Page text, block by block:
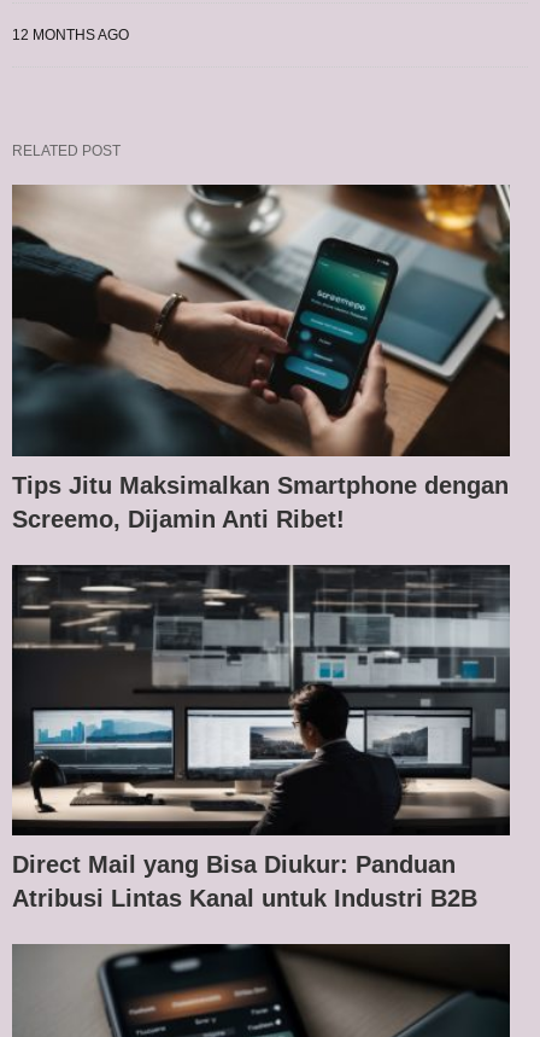
12 MONTHS AGO
RELATED POST
Tips Jitu Maksimalkan Smartphone dengan
Screemo, Dijamin Anti Ribet!
Direct Mail yang Bisa Diukur: Panduan
Atribusi Lintas Kanal untuk Industri B2B